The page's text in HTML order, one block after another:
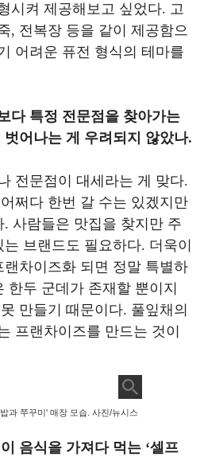
시켜 제공해보고 싶었다. 고
, 전복장 등을 같이 제공함으
어려운 퓨전 형식의 테마를
다 특정 전문점을 찾아가는
벗어나는 게 우려되지 않았나.
전문점이 대세라는 게 맞다.
쩌다 한번 갈 수는 있겠지만
. 사람들은 맛집을 찾지만 주
브랜드도 필요하다. 더욱이
랜차이즈화 되면 정말 특별하
한두 군데가 존재할 뿐이지
만들기 때문이다. 풀잎채의
프랜차이즈를 만드는 것이
과 쭈꾸미' 매장 모습. 사진/뉴시스
음식을 가져다 먹는 ‘셀프